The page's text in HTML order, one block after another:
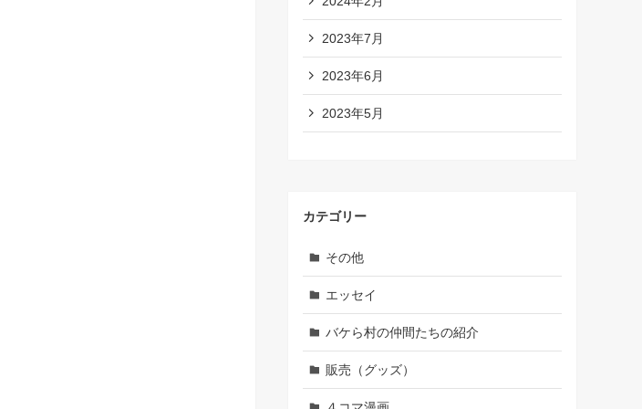
2023年7月
2023年6月
2023年5月
カテゴリー
その他
エッセイ
バケら村の仲間たちの紹介
販売（グッズ）